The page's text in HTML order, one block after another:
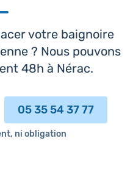
votre baignoire
? Nous pouvons
48h à Nérac.
05 35 54 37 77
ni obligation